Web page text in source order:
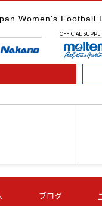
Women's Football
OFFICIAL
16節 09/05 (土) 16:00
ＡＧＦブログ